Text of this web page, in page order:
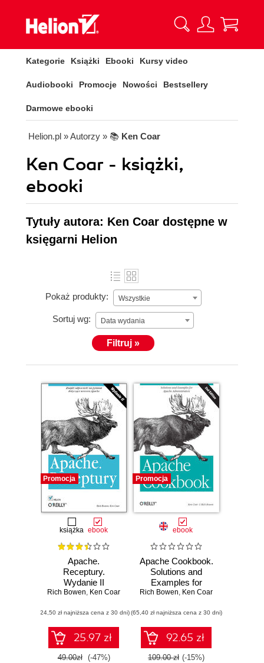
Kategorie Książki Ebooki Kursy video
Audiobooki Promocje Nowości Bestsellery
Darmowe ebooki
Helion.pl » Autorzy » 📚 Ken Coar
Ken Coar - książki,
ebooki
Tytuły autora: Ken Coar dostępne w
księgarni Helion
Pokaż produkty: Wszystkie
Sortuj wg: Data wydania
Filtruj »
Promocja
książka ebook
Apache.
Receptury.
Wydanie II
Rich Bowen, Ken Coar
(24,50 zł najniższa cena z 30 dni)
25.97 zł
49.00zł (-47%)
Promocja
ebook
Apache Cookbook.
Solutions and
Examples for
Apache
Edition
Rich Bowen, Ken Coar
(65,40 zł najniższa cena z 30 dni)
92.65 zł
109.00 zł (-15%)